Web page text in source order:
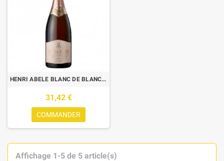
HENRI ABELE BLANC DE BLANCS 0.75L
31,42 €
COMMANDER
Affichage 1-5 de 5 article(s)